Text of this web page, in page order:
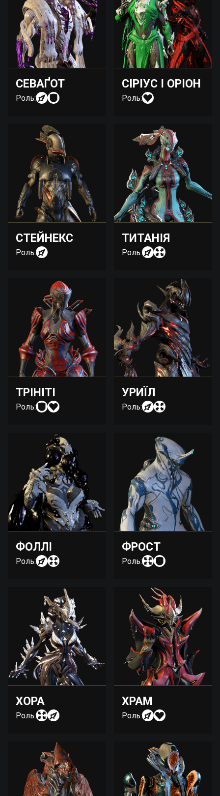
СЕВАҐОТ
Роль:
СІРІУС І ОРІОН
Роль:
СТЕЙНЕКС
Роль:
ТИТАНІЯ
Роль:
ТРІНІТІ
Роль:
УРИЇЛ
Роль:
ФОЛЛІ
Роль:
ФРОСТ
Роль:
ХОРА
Роль:
ХРАМ
Роль: